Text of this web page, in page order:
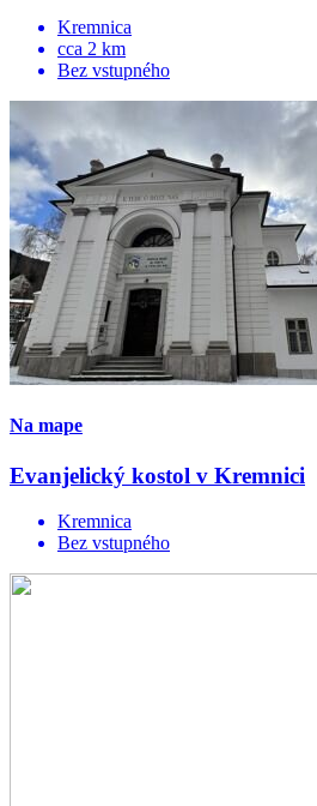
Kremnica
cca 2 km
Bez vstupného
Na mape
Evanjelický kostol v Kremnici
Kremnica
Bez vstupného